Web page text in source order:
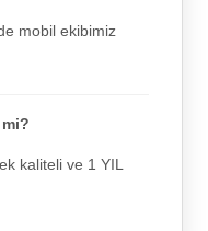
mobil ekibimiz
kaliteli ve 1 YIL